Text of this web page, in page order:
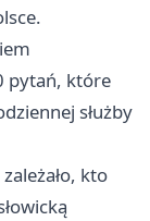
pytań, które
służby
kto